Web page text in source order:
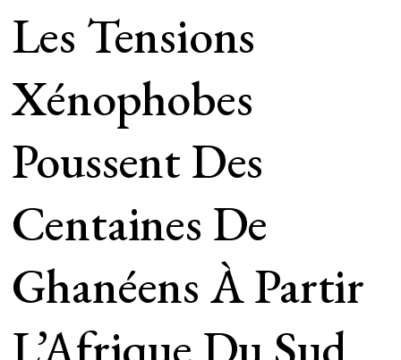
Les Tensions
Xénophobes
Poussent Des
Centaines De
Ghanéens À Partir